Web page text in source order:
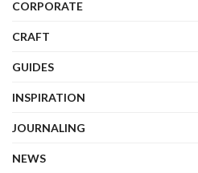
CORPORATE
CRAFT
GUIDES
INSPIRATION
JOURNALING
NEWS